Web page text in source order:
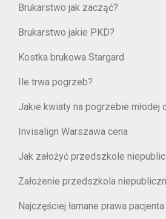
Brukarstwo jak zacząć?
Brukarstwo jakie PKD?
Kostka brukowa Stargard
Ile trwa pogrzeb?
Jakie kwiaty na pogrzebie młodej
Invisalign Warszawa cena
Jak założyć przedszkole
Założenie przedszkola
Najczęściej łamane prawa pacjenta